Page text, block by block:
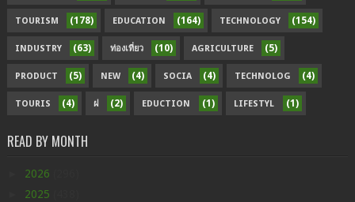
TOURISM (178) EDUCATION (164) TECHNOLOGY (154)
INDUSTRY (63) ท่องเที่ยว (10) AGRICULTURE (5)
PRODUCT (5) NEW (4) SOCIA (4) TECHNOLOG (4)
TOURIS (4) ฝ (2) EDUCTION (1) LIFESTYL (1)
READ BY MONTH
2026
2025